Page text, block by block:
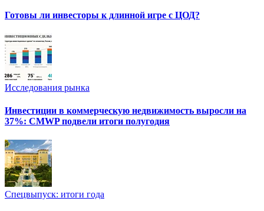
Готовы ли инвесторы к длинной игре с ЦОД?
Исследования рынка
Инвестиции в коммерческую недвижимость выросли на
37%: CMWP подвели итоги полугодия
Спецвыпуск: итоги года